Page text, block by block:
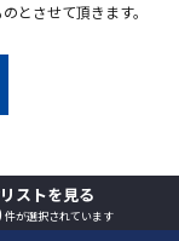
とさせて頂きます。
ストを見る
件が選択されています